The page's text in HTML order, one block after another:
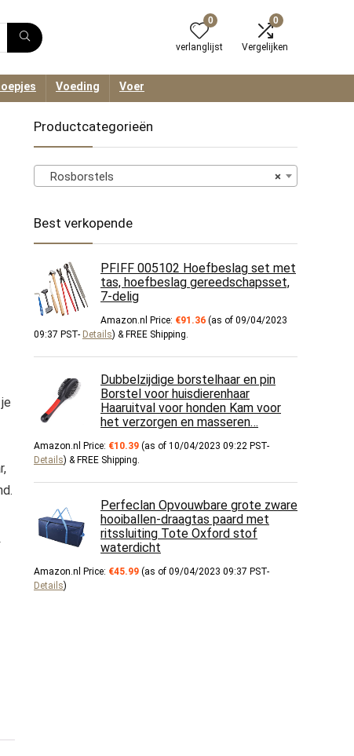
0
verlanglijst
0
Vergelijken
Voeding Voer
.
Productcategorieën
×
Rosborstels
Best verkopende
PFIFF 005102 Hoefbeslag set met
tas, hoefbeslag gereedschapsset,
7-delig
Amazon.nl Price: €91.36 (as of 09/04/2023
09:37 PST- Details) & FREE Shipping.
Dubbelzijdige borstelhaar en pin
Borstel voor huisdierenhaar
Haaruitval voor honden Kam voor
het verzorgen en masseren…
Amazon.nl Price: €10.39 (as of 10/04/2023 09:22 PST-
Details) & FREE Shipping.
Perfeclan Opvouwbare grote zware
hooiballen-draagtas paard met
ritssluiting Tote Oxford stof
waterdicht
Amazon.nl Price: €45.99 (as of 09/04/2023 09:37 PST-
Details)